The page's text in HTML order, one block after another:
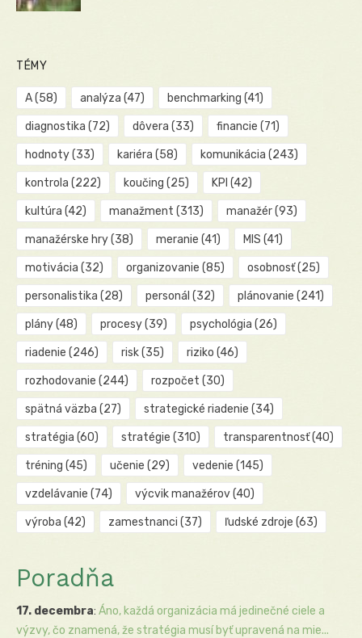
TÉMY
A(58) analýza (47) benchmarking (41)
diagnostika (72) dôvera (33) financie (71)
hodnoty(33) kariéra (58) komunikácia (243)
kontrola (222) koučing (25) KPI (42)
kultúra (42) manažment (313) manažér(93)
manažérske hry(38) meranie (41) MIS (41)
motivácia (32) organizovanie (85) osobnosť(25)
personalistika (28) personál (32) plánovanie (241)
plány(48) procesy(39) psychológia (26)
riadenie (246) risk(35) riziko (46)
rozhodovanie (244) rozpočet (30)
spätná väzba (27) strategické riadenie (34)
stratégia (60) stratégie (310) transparentnosť(40)
tréning (45) učenie (29) vedenie (145)
vzdelávanie (74) výcvik manažérov(40)
výroba (42) zamestnanci (37) ľudské zdroje (63)
Poradňa
17. decembra: Áno, každá organizácia má jedinečné ciele a
výzvy, čo znamená, že stratégia musí byť upravená na mie...